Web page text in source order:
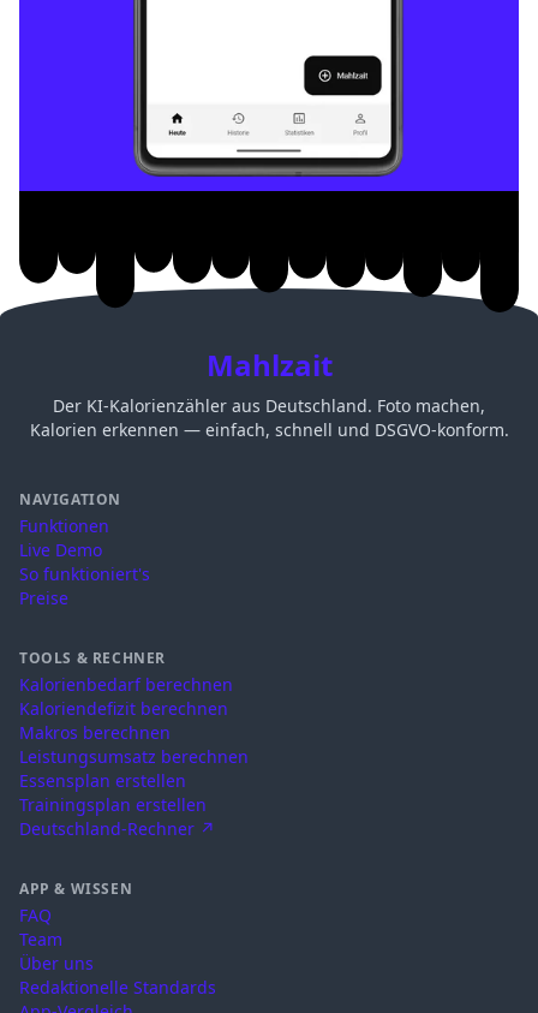
Mahlzait
Der KI-Kalorienzähler aus Deutschland. Foto machen,
Kalorien erkennen — einfach, schnell und DSGVO-konform.
NAVIGATION
Funktionen
Live Demo
So funktioniert's
Preise
TOOLS & RECHNER
Kalorienbedarf berechnen
Kaloriendefizit berechnen
Makros berechnen
Leistungsumsatz berechnen
Essensplan erstellen
Trainingsplan erstellen
Deutschland-Rechner ↗
APP & WISSEN
FAQ
Team
Über uns
Redaktionelle Standards